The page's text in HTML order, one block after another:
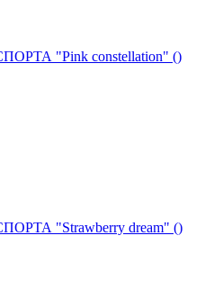
"Pink constellation" ()
"Strawberry dream" ()